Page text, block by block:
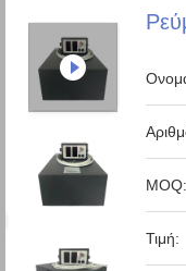
MOQ:
Τιμή: